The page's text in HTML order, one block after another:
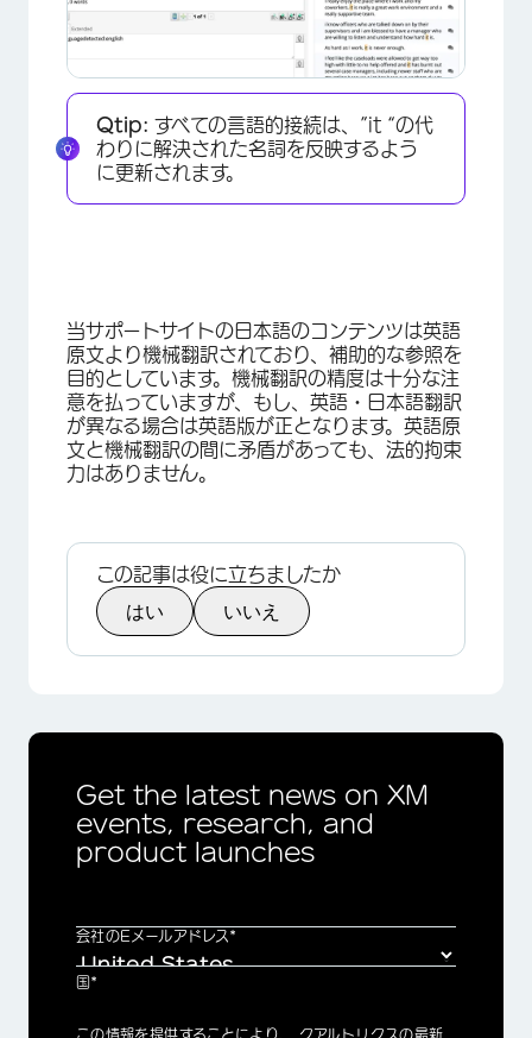
Qtip: すべての言語的接続は、”it “の代
わりに解決された名詞を反映するよう
に更新されます。
当サポートサイトの日本語のコンテンツは英語
原文より機械翻訳されており、補助的な参照を
目的としています。機械翻訳の精度は十分な注
意を払っていますが、もし、英語・日本語翻訳
が異なる場合は英語版が正となります。英語原
文と機械翻訳の間に矛盾があっても、法的拘束
力はありません。
この記事は役に立ちましたか
はい いいえ
Get the latest news on XM
events, research, and
product launches
会社のEメールアドレス*
国*
Privacy
この情報を提供することにより、 クアルトリクスの最新